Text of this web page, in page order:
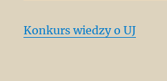
Konkurs wiedzy o UJ